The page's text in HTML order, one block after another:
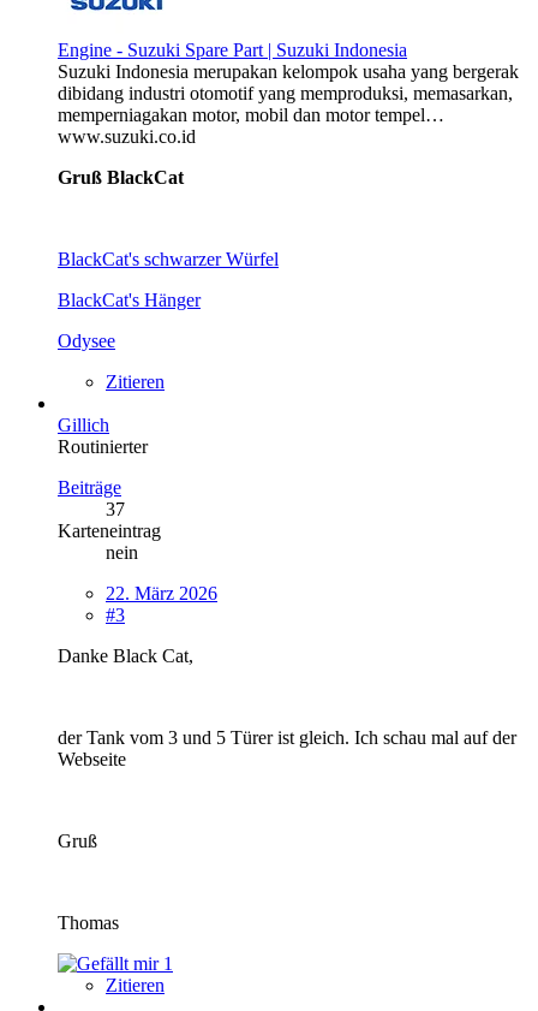
Engine - Suzuki Spare Part | Suzuki Indonesia
Suzuki Indonesia merupakan kelompok usaha yang bergerak
dibidang industri otomotif yang memproduksi, memasarkan,
memperniagakan motor, mobil dan motor tempel…
www.suzuki.co.id
Gruß BlackCat
BlackCat's schwarzer Würfel
BlackCat's Hänger
Odysee
Zitieren
Gillich
Routinierter
Beiträge
37
Karteneintrag
nein
22. März 2026
#3
Danke Black Cat,
der Tank vom 3 und 5 Türer ist gleich. Ich schau mal auf der
Webseite
Gruß
Thomas
1
Zitieren